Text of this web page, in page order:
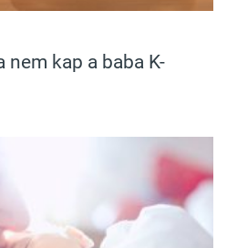
nem kap a baba K-